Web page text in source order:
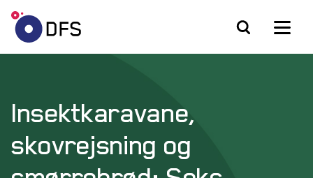
Insektkaravane,
skovrejsning og